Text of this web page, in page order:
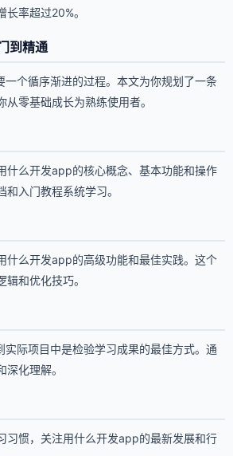
率超过20%。
到精通
个循序渐进的过程。本文为你规划了一条
零基础成长为熟练使用者。
什么开发app的核心概念、基本功能和操作
入门教程系统学习。
什么开发app的高级功能和最佳实践。这个
和优化技巧。
际项目中是检验学习成果的最佳方式。通
化理解。
习惯，关注用什么开发app的最新发展和行